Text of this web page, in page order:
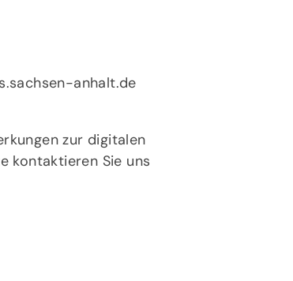
anhalt.de
zur digitalen
kontaktieren Sie uns